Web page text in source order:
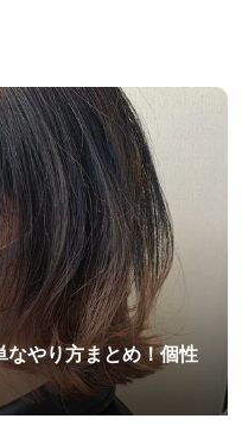
なやり方まとめ！個性